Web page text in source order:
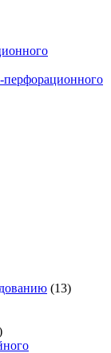
перфорационного
(13)